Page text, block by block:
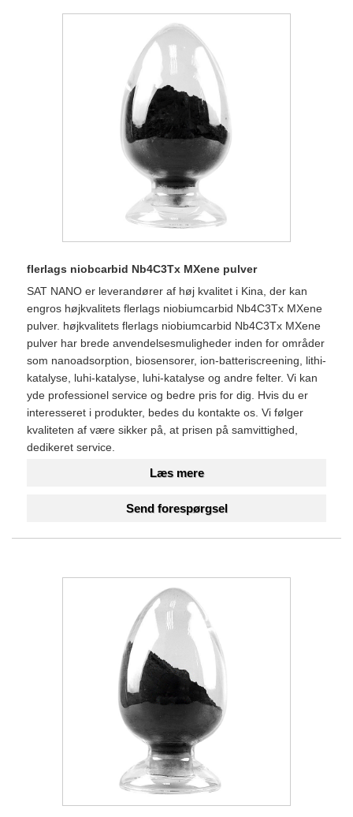
flerlags niobcarbid Nb4C3Tx MXene pulver
SAT NANO er leverandører af høj kvalitet i Kina, der kan
engros højkvalitets flerlags niobiumcarbid Nb4C3Tx MXene
pulver. højkvalitets flerlags niobiumcarbid Nb4C3Tx MXene
pulver har brede anvendelsesmuligheder inden for områder
som nanoadsorption, biosensorer, ion-batteriscreening, lithi-
katalyse, luhi-katalyse, luhi-katalyse og andre felter. Vi kan
yde professionel service og bedre pris for dig. Hvis du er
interesseret i produkter, bedes du kontakte os. Vi følger
kvaliteten af ​​være sikker på, at prisen på samvittighed,
dedikeret service.
Læs mere
Send forespørgsel